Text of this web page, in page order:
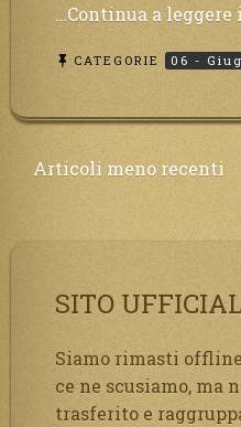
…Continua a leggere
CATEGORIE 06 -
Navigazione
Articoli meno recenti
SITO
Siamo rimasti
ce ne scusiamo, ma
trasferito e